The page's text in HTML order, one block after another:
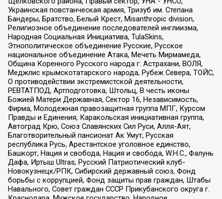
Украинская повстанческая армия, Тризуб им. Степана
Бандеры, Братство, Белый Крест, Misanthropic division,
Религиозное объединение последователей инглиизма,
Народная Социальная Инициатива, TulaSkins,
Этнополитическое объединение Русские, Русское
национальное объединение Атака, Мечеть Мирмамеда,
Община Коренного Русского народа г. Астрахани, ВОЛЯ,
Меджлис крымскотатарского народа, Рубеж Севера, ТОЙС,
О противодействии экстремистской деятельности,
РЕВТАТПОД, Артподготовка, Штольц, В честь иконы
Божией Матери Державная, Сектор 16, Независимость,
Фирма, Молодежная правозащитная группа МПГ, Курсом
Правды и Единения, Каракольская инициативная группа,
Автоград Крю, Союз Славянских Сил Руси, Алля-Аят,
Благотворительный пансионат Ак Умут, Русская
республика Русь, Арестантское уголовное единство,
Башкорт, Нация и свобода, Нация и свобода, W.H.С., Фалунь
Дафа, Иртыш Ultras, Русский Патриотический клуб-
Новокузнецк/РПК, Сибирский державный союз, Фонд
борьбы с коррупцией, Фонд защиты прав граждан, Штабы
Навального, Совет граждан СССР Прикубанского округа г.